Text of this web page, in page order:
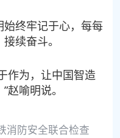
终牢记于心，每每
续奋斗。
作为，让中国智造
赵喻明说。
消防安全联合检查